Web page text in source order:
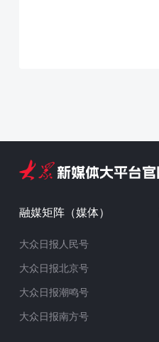
融媒矩阵（媒体）
大众日报人民号
大众日报北京号
大众日报潮鸣号
大众日报南方号